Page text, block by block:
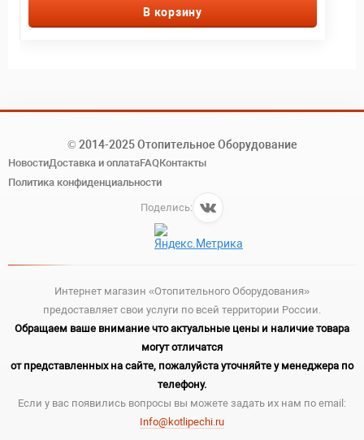
В корзину
© 2014-2025 Отопительное Оборудование
НовостиДоставка и оплатаFAQКонтакты
Политика конфиденциальности
Поделись:
Интернет магазин «Отопительного Оборудования»
предоставляет свои услуги по всей территории России.
Обращаем ваше внимание что актуальные цены и наличие товара
могут отличатся
от представленных на сайте, пожалуйста уточняйте у менеджера по
телефону.
Если у вас появились вопросы вы можете задать их нам по email:
Info@kotlipechi.ru